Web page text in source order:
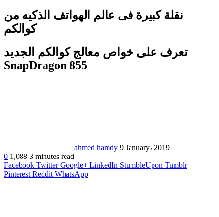
نقلة كبيرة فى عالم الهواتف الذكيه من
كوالكم
تعرف على خواص معالج كوالكم الجديد
SnapDragon 855
ahmed hamdy 9 January، 2019
0 1,088 3 minutes read
Facebook Twitter Google+ LinkedIn StumbleUpon Tumblr
Pinterest Reddit WhatsApp